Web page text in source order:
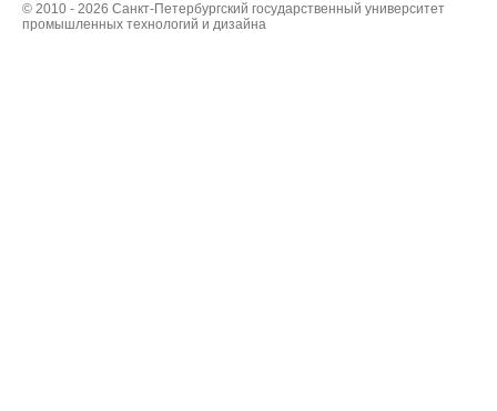
© 2010 - 2026 Санкт-Петербургский государственный университет
промышленных технологий и дизайна